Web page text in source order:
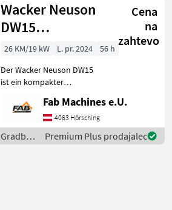
vorhande
Wacker
Neuson
Wacker Neuson
DW15
Hochkippdumper
Cena
na
zahtevo
26 KM/19 kW L. pr. 2024
56 h
Der Wacker Neuson DW15
ist ein kompakter
Arbeiten auf engstem Raum
entwickelt wurde. In der
Ausführung als
Hochkippdumper
Fab Machines e.U.
4063 Hörsching
Gradbeni
stroji /
Premium Plus prodajalec